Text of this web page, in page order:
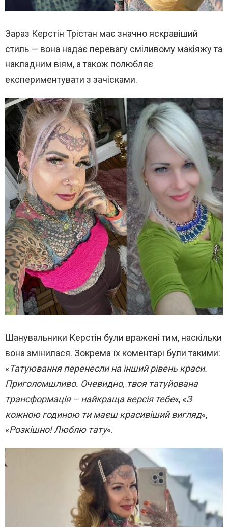
Зараз Керстін Трістан має значно яскравіший
стиль — вона надає перевагу сміливому макіяжу та
накладним віям, а також полюбляє
експериментувати з зачісками.
Шанувальники Керстін були вражені тим, наскільки
вона змінилася. Зокрема їх коментарі були такими:
«Татуювання перенесли на інший рівень краси.
Приголомшливо. Очевидно, твоя татуйована
трансформація – найкраща версія тебе«, «З
кожною годиною ти маєш красивіший вигляд«,
«Розкішно! Люблю тату«.